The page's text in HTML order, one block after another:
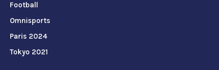
Football
Omnisports
Paris 2024
Tokyo 2021